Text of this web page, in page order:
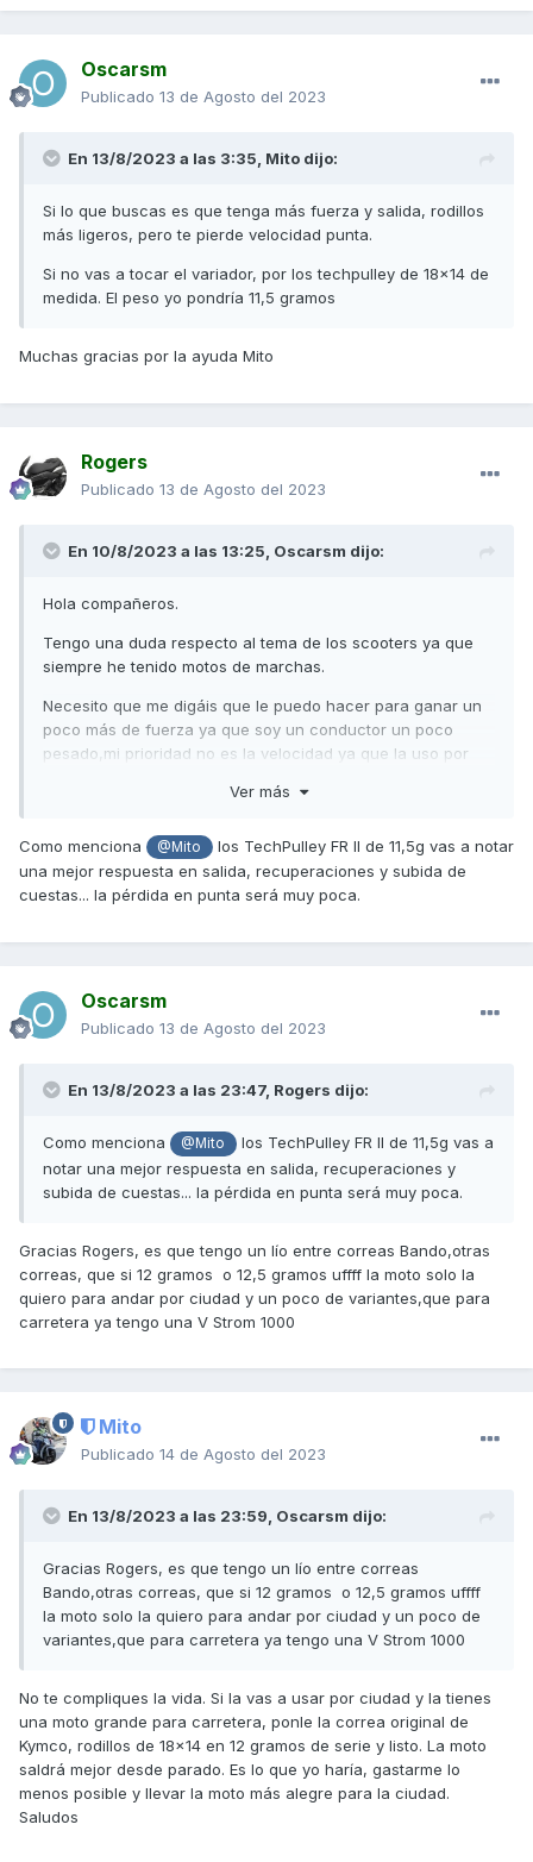
Oscarsm
Publicado 13 de Agosto del 2023
En 13/8/2023 a las 3:35, Mito dijo:
Si lo que buscas es que tenga más fuerza y salida, rodillos
más ligeros, pero te pierde velocidad punta.
Si no vas a tocar el variador, por los techpulley de 18x14 de
medida. El peso yo pondría 11,5 gramos
Muchas gracias por la ayuda Mito
Rogers
Publicado 13 de Agosto del 2023
En 10/8/2023 a las 13:25, Oscarsm dijo:
Hola compañeros.
Tengo una duda respecto al tema de los scooters ya que
siempre he tenido motos de marchas.
Necesito que me digáis que le puedo hacer para ganar un
poco más de fuerza ya que soy un conductor un poco
pesado,mi prioridad no es la velocidad ya que la uso por
cuesta decentemente y si llevo a mi pareja pueda bien con
Un saludo y gracias de antemano
Ver más
Como menciona @Mito
los TechPulley FR II de 11,5g vas a notar
una mejor respuesta en salida, recuperaciones y subida de
cuestas... la pérdida en punta será muy poca.
Oscarsm
Publicado 13 de Agosto del 2023
En 13/8/2023 a las 23:47, Rogers dijo:
Como menciona @Mito
los TechPulley FR II de 11,5g vas a
notar una mejor respuesta en salida, recuperaciones y
subida de cuestas... la pérdida en punta será muy poca.
Gracias Rogers, es que tengo un lío entre correas Bando,otras
correas, que si 12 gramos o 12,5 gramos uffff la moto solo la
quiero para andar por ciudad y un poco de variantes,que para
carretera ya tengo una V Strom 1000
Mito
Publicado 14 de Agosto del 2023
En 13/8/2023 a las 23:59, Oscarsm dijo:
Gracias Rogers, es que tengo un lío entre correas
Bando,otras correas, que si 12 gramos o 12,5 gramos uffff
la moto solo la quiero para andar por ciudad y un poco de
variantes,que para carretera ya tengo una V Strom 1000
No te compliques la vida. Si la vas a usar por ciudad y la tienes
una moto grande para carretera, ponle la correa original de
Kymco, rodillos de 18x14 en 12 gramos de serie y listo. La moto
saldrá mejor desde parado. Es lo que yo haría, gastarme lo
menos posible y llevar la moto más alegre para la ciudad.
Saludos